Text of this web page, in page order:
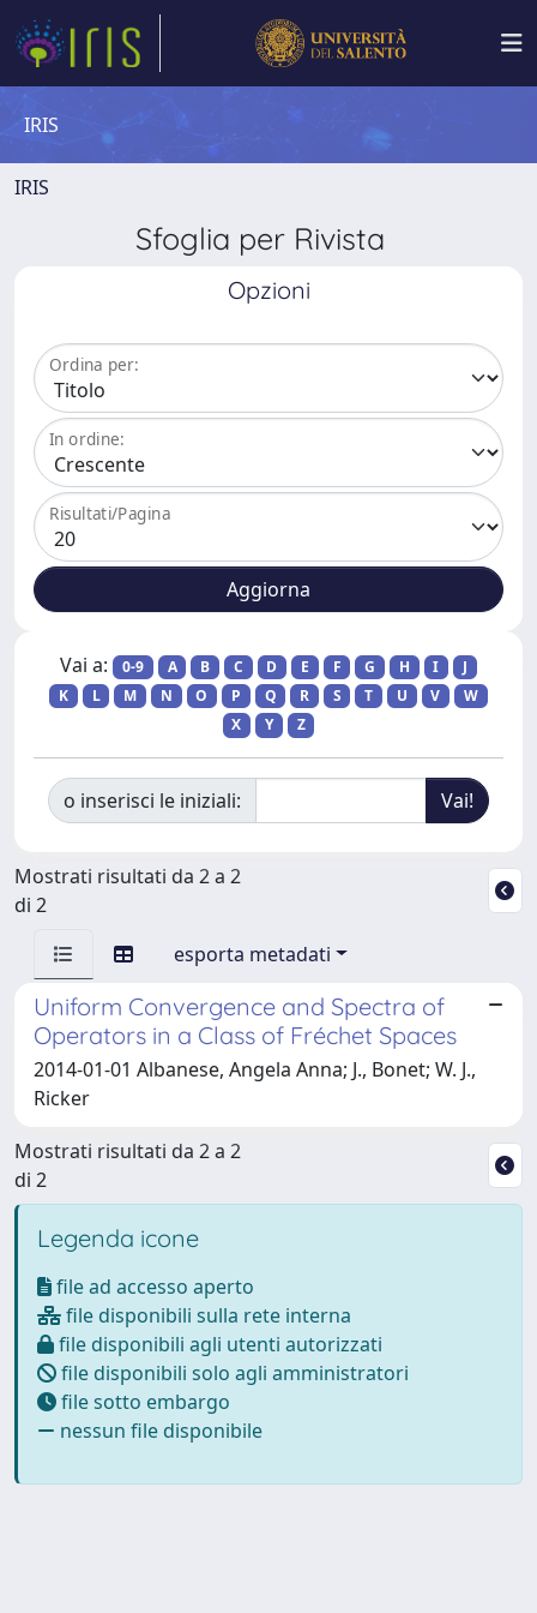
IRIS
IRIS
Sfoglia per Rivista
Opzioni
Ordina per:
In ordine:
Risultati/Pagina
Vai a: 0-9 A B C D E F G H I
J
K
L M N O P Q R S T U V
W
X
Y Z
o inserisci le iniziali:
Mostrati risultati da 2 a 2
di 2
esporta metadati
Uniform Convergence and Spectra of
Operators in a Class of Fréchet Spaces
2014-01-01 Albanese, Angela Anna; J., Bonet; W. J.,
Ricker
Mostrati risultati da 2 a 2
di 2
Legenda icone
file ad accesso aperto
file disponibili sulla rete interna
file disponibili agli utenti autorizzati
file disponibili solo agli amministratori
file sotto embargo
nessun file disponibile